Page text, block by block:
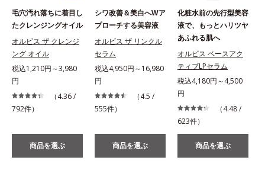
毛穴汚れ落ちに着目し
たクレンジングオイル
オルビス ザ クレンジ
ング オイル
税込1,210円～3,980
円
（4.36 /
792件）
商品を選ぶ
シワ改善＆美白へWア
プローチする美容液
オルビス ザ リンクル
セラム
税込4,950円～16,980
円
（4.5 /
555件）
商品を選ぶ
化粧水前の先行型美容
液で、もっとハリツヤ
あふれる肌へ
オルビス ベースアク
ティブLPセラム
税込4,180円～4,500
円
（4.48 /
623件）
商品を選ぶ